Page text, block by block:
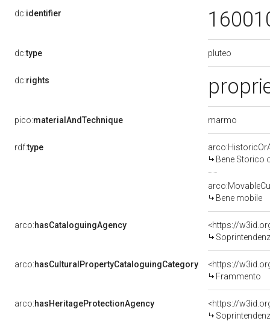
dc:identifier
dc:type pluteo
dc:rights
pico:materialAndTechnique marmo
rdf:type
Bene Storico
Bene mobile
arco:hasCataloguingAgency
<https://
arco:hasCulturalPropertyCataloguingCategory
<https://
Frammento
arco:hasHeritageProtectionAgency
<https://